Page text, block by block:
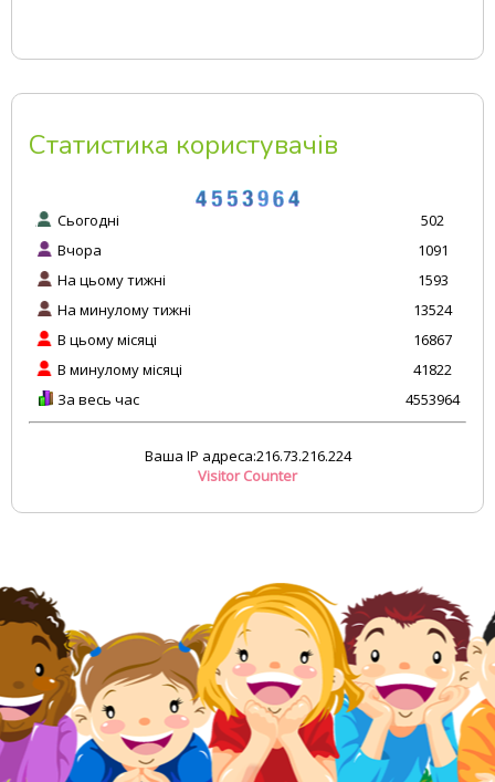
Статистика користувачів
Сьогодні
Вчора
На цьому тижні
На минулому тижні
В цьому місяці
В минулому місяці
За весь час
502
1091
1593
13524
16867
41822
4553964
Ваша IP адреса:216.73.216.224
Visitor Counter